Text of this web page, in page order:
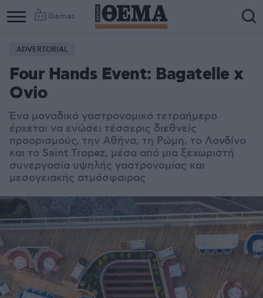
Games
ADVERTORIAL
Four Hands Event: Bagatelle x
Ovio
Ένα μοναδικό γαστρονομικό τετραήμερο
έρχεται να ενώσει τέσσερις διεθνείς
προορισμούς, την Αθήνα, τη Ρώμη, το Λονδίνο
και το Saint Tropez, μέσα από μια ξεχωριστή
συνεργασία υψηλής γαστρονομίας και
μεσογειακής ατμόσφαιρας